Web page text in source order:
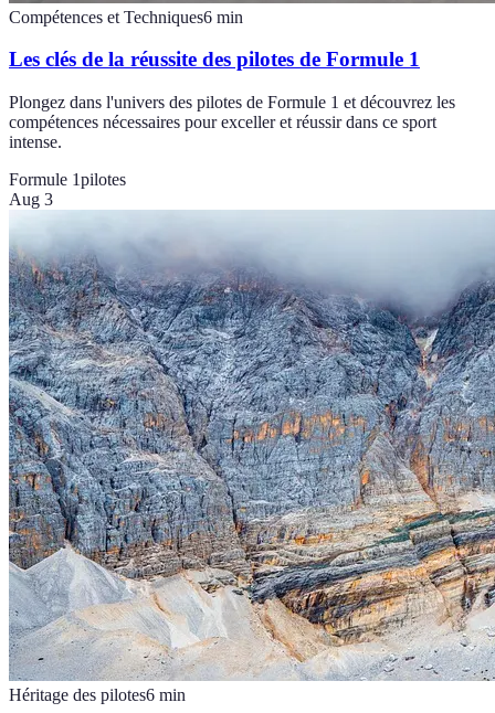
Compétences et Techniques6 min
Les clés de la réussite des pilotes de Formule 1
Plongez dans l'univers des pilotes de Formule 1 et découvrez les
compétences nécessaires pour exceller et réussir dans ce sport
intense.
Formule 1pilotes
Aug 3
Héritage des pilotes6 min